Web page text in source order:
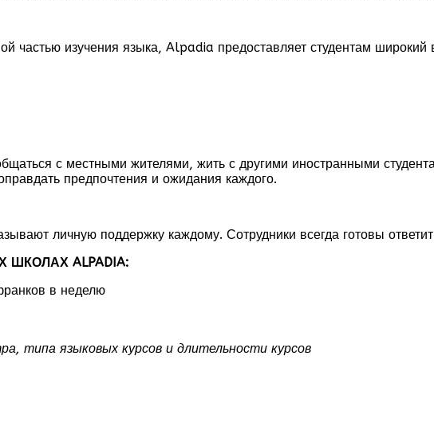
частью изучения языка, Alpadia предоставляет студентам
с местными жителями, жить с другими иностранными
предпочтения и ожидания каждого.
личную поддержку каждому. Сотрудники всегда готовы
ALPADIA:
в неделю
типа языковых курсов и длительности курсов